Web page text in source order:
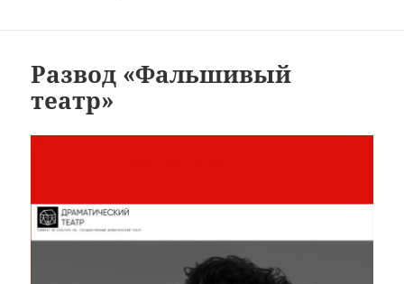
Развод «Фальшивый
театр»